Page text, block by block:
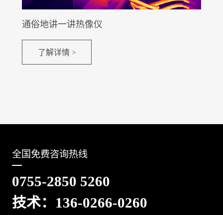
通俗地讲一讲热像仪
了解详情 >
全国免费咨询热线
0755-2850 5260
技术：136-0266-0260